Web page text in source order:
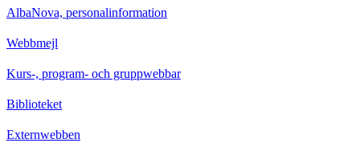
AlbaNova, personalinformation
Webbmejl
Kurs-, program- och gruppwebbar
Biblioteket
Externwebben